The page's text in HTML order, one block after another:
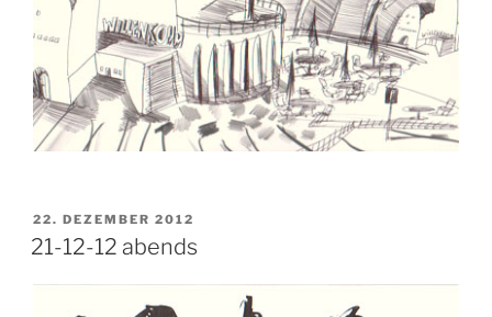
VERÖFFENTLICHT
AM
22. DEZEMBER 2012
21-12-12 abends